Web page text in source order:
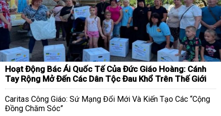
Hoạt Động Bác Ái Quốc Tế Của Đức Giáo Hoàng: Cánh
Tay Rộng Mở Đến Các Dân Tộc Đau Khổ Trên Thế Giới
Caritas Công Giáo: Sứ Mạng Đổi Mới Và Kiến Tạo Các “Cộng
Đồng Chăm Sóc”